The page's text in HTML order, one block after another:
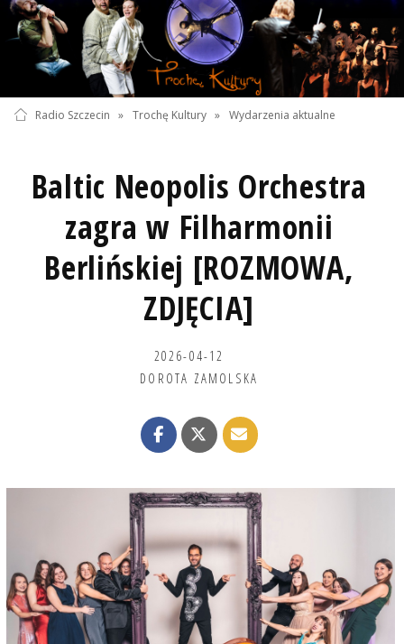
Radio Szczecin » Trochę Kultury » Wydarzenia aktualne
Baltic Neopolis Orchestra
zagra w Filharmonii
Berlińskiej [ROZMOWA,
ZDJĘCIA]
2026-04-12
DOROTA ZAMOLSKA